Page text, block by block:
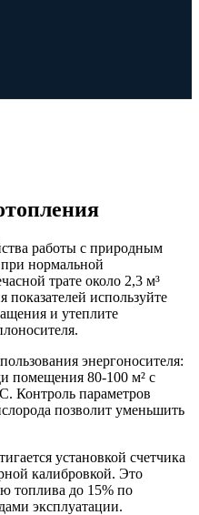
работы с природным
нормальной
трате около 2,3 м³
используйте
и утеплите
энергоносителя:
помещения 80-100 м² с
Контроль параметров
позволит уменьшить
установкой счетчика
калибровкой. Это
топлива до 15% по
эксплуатации.